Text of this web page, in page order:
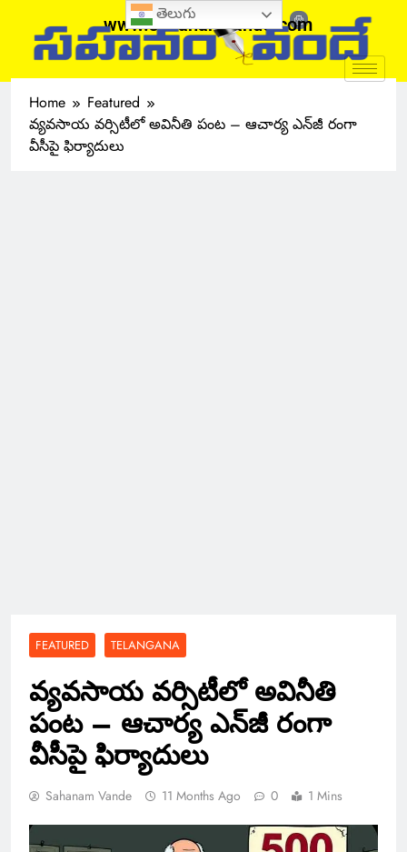
www.sahanamvande.com
Home
Featured
వ్యవసాయ వర్సిటీలో అవినీతి పంట – ఆచార్య ఎన్‌జీ రంగా
వీసీపై ఫిర్యాదులు
FEATURED TELANGANA
వ్యవసాయ వర్సిటీలో అవినీతి
పంట – ఆచార్య ఎన్‌జీ రంగా
వీసీపై ఫిర్యాదులు
Sahanam Vande 11 Months Ago 0 1 Mins
తెలుగు